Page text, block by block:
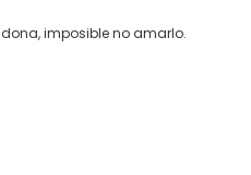
imposible no amarlo.